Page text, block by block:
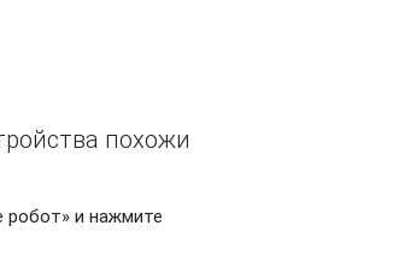
похожи
робот» и нажмите